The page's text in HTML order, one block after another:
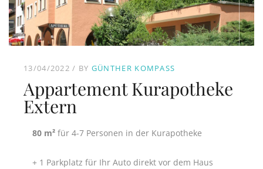
13/04/2022 BY GÜNTHER KOMPASS
Appartement Kurapotheke
Extern
80 m² für 4-7 Personen in der Kurapotheke
+ 1 Parkplatz für Ihr Auto direkt vor dem Haus